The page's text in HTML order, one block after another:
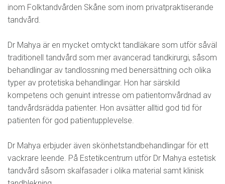
inom Folktandvården Skåne som inom privatpraktiserande
tandvård.
Dr Mahya är en mycket omtyckt tandläkare som utför såväl
traditionell tandvård som mer avancerad tandkirurgi, såsom
behandlingar av tandlossning med benersättning och olika
typer av protetiska behandlingar. Hon har särskild
kompetens och genuint intresse om patientomvårdnad av
tandvårdsrädda patienter. Hon avsätter alltid god tid för
patienten för god patientupplevelse.
Dr Mahya erbjuder även skönhetstandbehandlingar för ett
vackrare leende. På Estetikcentrum utför Dr Mahya estetisk
tandvård såsom skalfasader i olika material samt klinisk